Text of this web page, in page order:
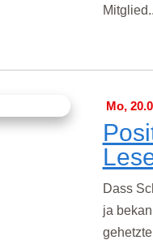
Mo,
Dass
ja